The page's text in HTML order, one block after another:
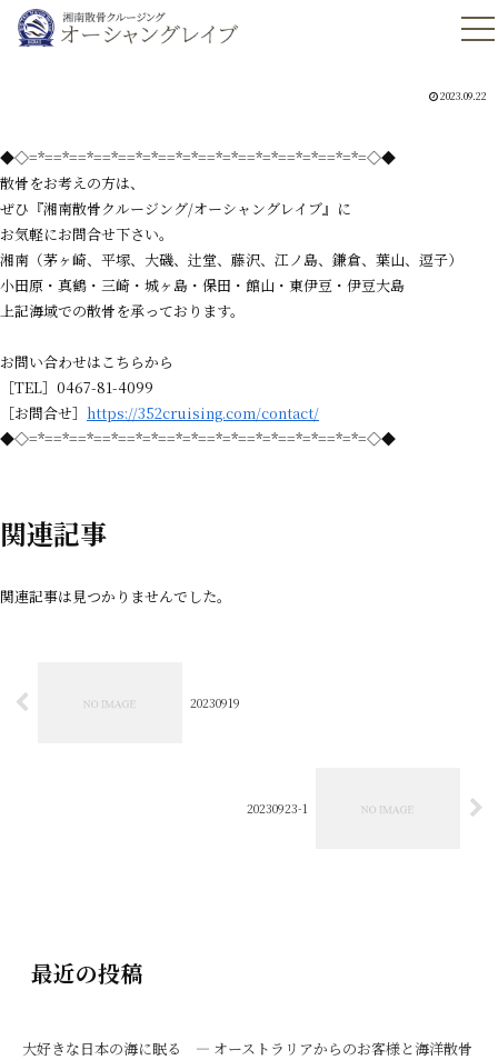
2023.09.22
◆◇=*==*==*==*==*=*==*=*==*=*==*=*==*=*==*=*=◇◆
散骨をお考えの方は、
ぜひ『湘南散骨クルージング/オーシャングレイブ』に
お気軽にお問合せ下さい。
湘南（茅ヶ崎、平塚、大磯、辻堂、藤沢、江ノ島、鎌倉、葉山、逗子）
小田原・真鶴・三崎・城ヶ島・保田・館山・東伊豆・伊豆大島
上記海域での散骨を承っております。
お問い合わせはこちらから
［TEL］0467-81-4099
［お問合せ］ https://352cruising.com/contact/
◆◇=*==*==*==*==*=*==*=*==*=*==*=*==*=*==*=*=◇◆
関連記事
関連記事は見つかりませんでした。
20230919
20230923-1
最近の投稿
大好きな日本の海に眠る ― オーストラリアからのお客様と海洋散骨